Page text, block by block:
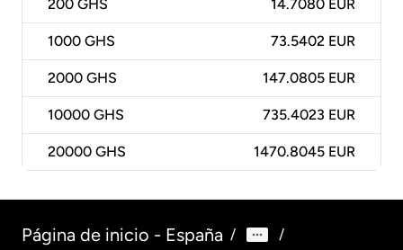
200 GHS 14.7080 EUR
1000 GHS 73.5402 EUR
2000 GHS 147.0805 EUR
10000 GHS 735.4023 EUR
20000 GHS 1470.8045 EUR
Página de inicio - España / /